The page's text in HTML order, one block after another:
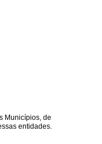
Municípios, de
entidades.